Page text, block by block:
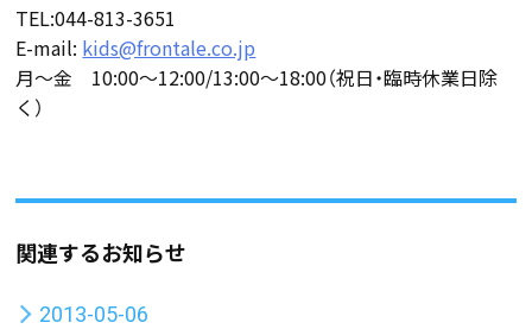
TEL:044-813-3651
E-mail: kids@frontale.co.jp
月～金 10:00～12:00/13:00～18:00（祝日・臨時休業日除
く）
関連するお知らせ
2013-05-06